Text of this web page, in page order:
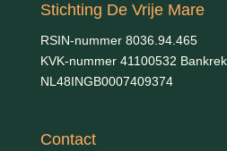
Stichting De Vrije Mare
RSIN-nummer 8036.94.465
KVK-nummer 41100532
NL48INGB0007409374
Contact